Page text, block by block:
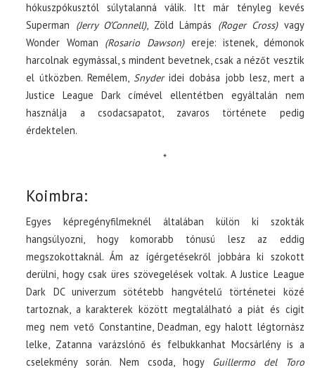
hókuszpókusztól súlytalanná válik. Itt már tényleg kevés
Superman (Jerry O’Connell), Zöld Lámpás (Roger Cross)vagy
Wonder Woman (Rosario Dawson)ereje: istenek, démonok
harcolnak egymással, s mindent bevetnek, csak a nézőt vesztik
el útközben. Remélem, Snyderidei dobása jobb lesz, mert a
Justice League Dark címével ellentétben egyáltalán nem
használja a csodacsapatot, zavaros története pedig
érdektelen.
*
Koimbra:
Egyes képregényfilmeknél általában külön ki szokták
hangsúlyozni, hogy komorabb tónusú lesz az eddig
megszokottaknál. Ám az ígérgetésekről jobbára ki szokott
derülni, hogy csak üres szövegelések voltak. A Justice League
Dark DC univerzum sötétebb hangvételű történetei közé
tartoznak, a karakterek között megtalálható a piát és cigit
meg nem vető Constantine, Deadman, egy halott légtornász
lelke, Zatanna varázslónő és felbukkanhat Mocsárlény is a
cselekmény során. Nem csoda, hogy Guillermo del Toro